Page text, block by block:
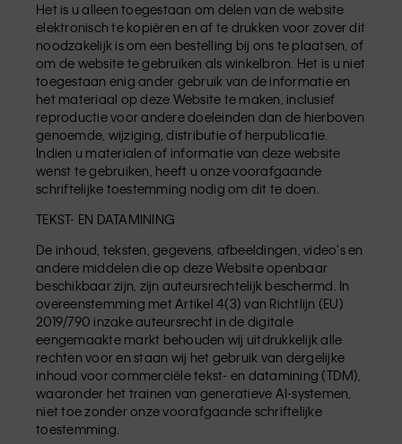
Het is u alleen toegestaan om delen van de website
elektronisch te kopiëren en af te drukken voor zover dit
noodzakelijk is om een bestelling bij ons te plaatsen, of
om de website te gebruiken als winkelbron. Het is u niet
toegestaan enig ander gebruik van de informatie en
het materiaal op deze Website te maken, inclusief
reproductie voor andere doeleinden dan de hierboven
genoemde, wijziging, distributie of herpublicatie.
Indien u materialen of informatie van deze website
wenst te gebruiken, heeft u onze voorafgaande
schriftelijke toestemming nodig om dit te doen.
TEKST- EN DATAMINING
De inhoud, teksten, gegevens, afbeeldingen, video's en
andere middelen die op deze Website openbaar
beschikbaar zijn, zijn auteursrechtelijk beschermd. In
overeenstemming met Artikel 4(3) van Richtlijn (EU)
2019/790 inzake auteursrecht in de digitale
eengemaakte markt behouden wij uitdrukkelijk alle
rechten voor en staan wij het gebruik van dergelijke
inhoud voor commerciële tekst- en datamining (TDM),
waaronder het trainen van generatieve AI-systemen,
niet toe zonder onze voorafgaande schriftelijke
toestemming.